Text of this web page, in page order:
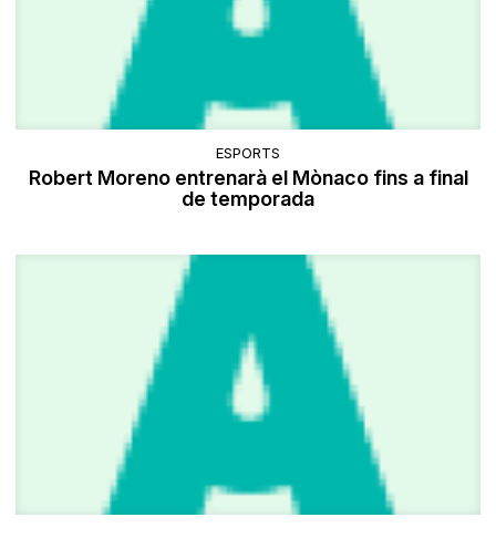
ESPORTS
Robert Moreno entrenarà el Mònaco fins a final
de temporada